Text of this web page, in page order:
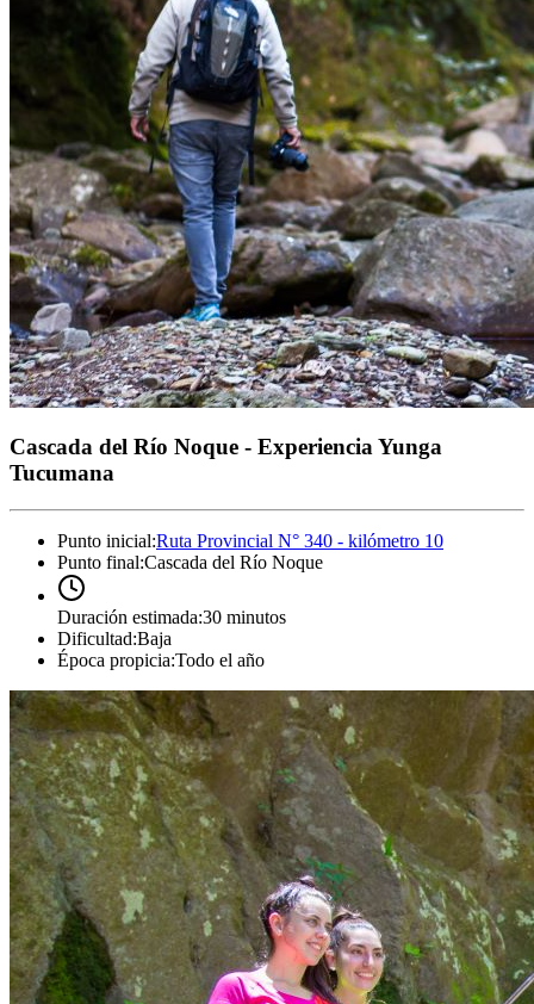
Cascada del Río Noque - Experiencia Yunga
Tucumana
Punto inicial:Ruta Provincial N° 340 - kilómetro 10
Punto final:Cascada del Río Noque
Duración estimada:30 minutos
Dificultad:Baja
Época propicia:Todo el año